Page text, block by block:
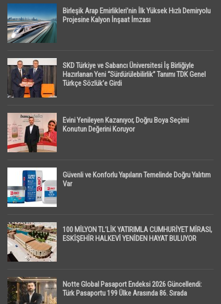
Birleşik Arap Emirlikleri’nin İlk Yüksek Hızlı Demiryolu
Projesine Kalyon İnşaat İmzası
SKD Türkiye ve Sabancı Üniversitesi İş Birliğiyle
Hazırlanan Yeni “Sürdürülebilirlik” Tanımı TDK Genel
Türkçe Sözlük’e Girdi
Evini Yenileyen Kazanıyor, Doğru Boya Seçimi
Konutun Değerini Koruyor
Güvenli ve Konforlu Yapıların Temelinde Doğru Yalıtım
Var
100 MİLYON TL’LİK YATIRIMLA CUMHURİYET MİRASI,
ESKİŞEHİR HALKEVİ YENİDEN HAYAT BULUYOR
Notte Global Pasaport Endeksi 2026 Güncellendi:
Türk Pasaportu 199 Ülke Arasında 86. Sırada